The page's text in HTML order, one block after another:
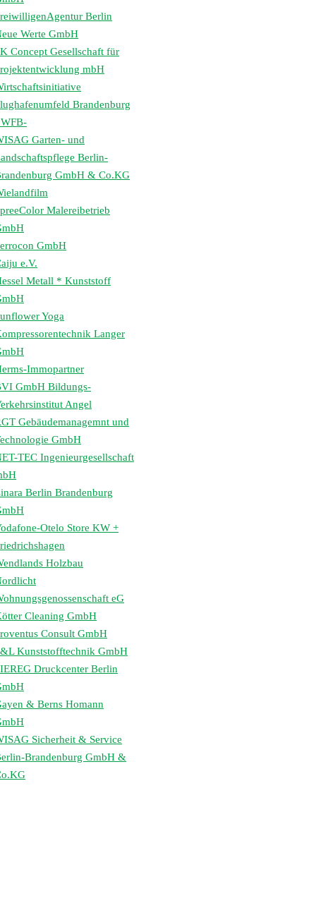
Berlin
Werte GmbH
Concept Gesellschaft für
mbH
Brandenburg
Garten- und
Berlin-
GmbH & Co.KG
Malereibetrieb
GmbH
e.V.
Metall * Kunststoff
Yoga
Langer
Immopartner
GmbH Bildungs-
Angel
Gebäudemanagemnt und
GmbH
TEC Ingenieurgesellschaft
Berlin Brandenburg
Otelo Store KW +
Holzbau
eG
Cleaning GmbH
Consult GmbH
Kunststofftechnik GmbH
Druckcenter Berlin
& Berns Homann
Sicherheit & Service
Brandenburg GmbH &